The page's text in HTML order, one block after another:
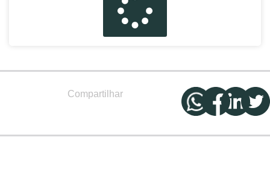
Compartilhar